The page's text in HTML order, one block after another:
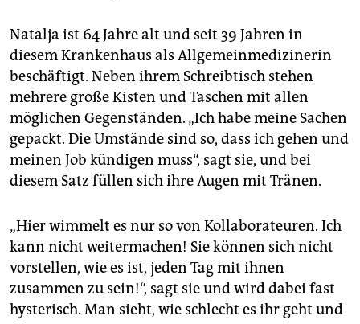
Natalja ist 64 Jahre alt und seit 39 Jahren in
diesem Krankenhaus als Allgemeinmedizinerin
beschäftigt. Neben ihrem Schreibtisch stehen
mehrere große Kisten und Taschen mit allen
möglichen Gegenständen. „Ich habe meine Sachen
gepackt. Die Umstände sind so, dass ich gehen und
meinen Job kündigen muss“, sagt sie, und bei
diesem Satz füllen sich ihre Augen mit Tränen.
„Hier wimmelt es nur so von Kollaborateuren. Ich
kann nicht weitermachen! Sie können sich nicht
vorstellen, wie es ist, jeden Tag mit ihnen
zusammen zu sein!“, sagt sie und wird dabei fast
hysterisch. Man sieht, wie schlecht es ihr geht und